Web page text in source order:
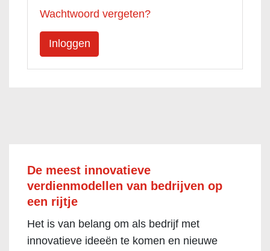
Wachtwoord vergeten?
De meest innovatieve
verdienmodellen van bedrijven op
een rijtje
Het is van belang om als bedrijf met
innovatieve ideeën te komen en nieuwe